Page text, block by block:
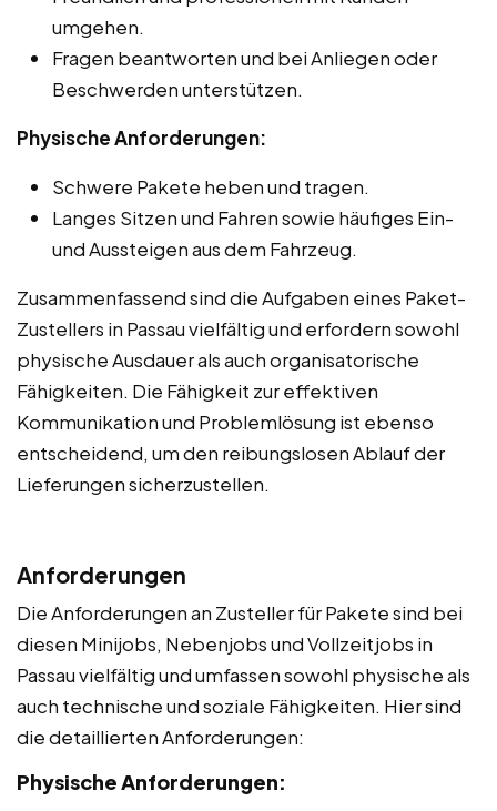
umgehen.
Fragen beantworten und bei Anliegen oder
Beschwerden unterstützen.
Physische Anforderungen:
Schwere Pakete heben und tragen.
Langes Sitzen und Fahren sowie häufiges Ein-
und Aussteigen aus dem Fahrzeug.
Zusammenfassend sind die Aufgaben eines Paket-
Zustellers in Passau vielfältig und erfordern sowohl
physische Ausdauer als auch organisatorische
Fähigkeiten. Die Fähigkeit zur effektiven
Kommunikation und Problemlösung ist ebenso
entscheidend, um den reibungslosen Ablauf der
Lieferungen sicherzustellen.
Anforderungen
Die Anforderungen an Zusteller für Pakete sind bei
diesen Minijobs, Nebenjobs und Vollzeitjobs in
Passau vielfältig und umfassen sowohl physische als
auch technische und soziale Fähigkeiten. Hier sind
die detaillierten Anforderungen:
Physische Anforderungen: